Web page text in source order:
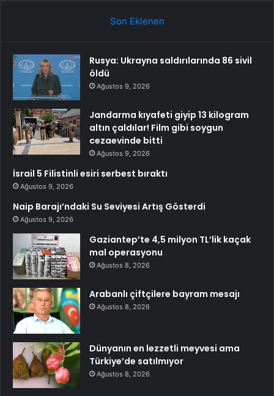
Son Eklenen
Rusya: Ukrayna saldırılarında 86 sivil
öldü
Ağustos 9, 2026
Jandarma kıyafeti giyip 13 kilogram
altın çaldılar! Film gibi soygun
cezaevinde bitti
Ağustos 9, 2026
İsrail 5 Filistinli esiri serbest bıraktı
Ağustos 9, 2026
Naip Barajı’ndaki Su Seviyesi Artış Gösterdi
Ağustos 9, 2026
Gaziantep’te 4,5 milyon TL’lik kaçak
mal operasyonu
Ağustos 8, 2026
Arabanlı çiftçilere bayram mesajı
Ağustos 8, 2026
Dünyanın en lezzetli meyvesi ama
Türkiye’de satılmıyor
Ağustos 8, 2026